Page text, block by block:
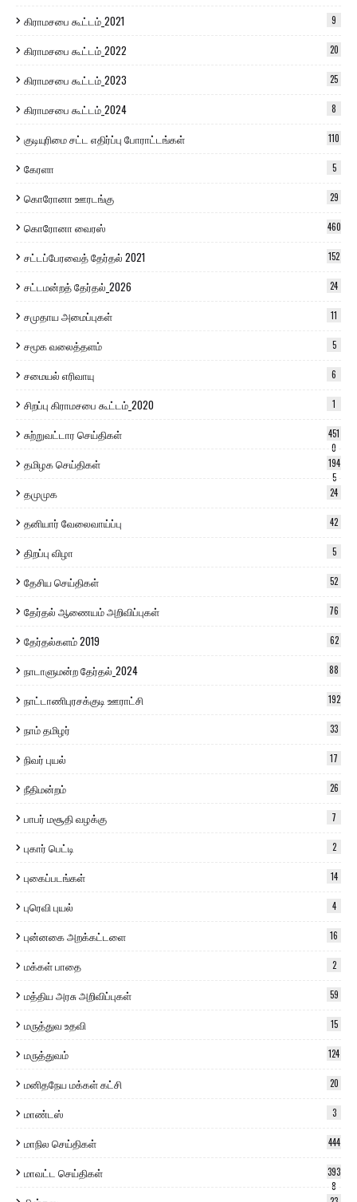
கிராமசபை கூட்டம்_2021 9
கிராமசபை கூட்டம்_2022 20
கிராமசபை கூட்டம்_2023 25
கிராமசபை கூட்டம்_2024 8
குடியுரிமை சட்ட எதிர்ப்பு போராட்டங்கள் 110
கேரளா 5
கொரோனா ஊரடங்கு 29
கொரோனா வைரஸ் 460
சட்டப்பேரவைத் தேர்தல் 2021 152
சட்டமன்றத் தேர்தல்_2026 24
சமுதாய அமைப்புகள் 11
சமூக வலைத்தளம் 5
சமையல் எரிவாயு 6
சிறப்பு கிராமசபை கூட்டம்_2020 1
சுற்றுவட்டார செய்திகள்
451
0
தமிழக செய்திகள்
194
5
தமுமுக 24
தனியார் வேலைவாய்ப்பு 42
திறப்பு விழா 5
தேசிய செய்திகள் 52
தேர்தல் ஆணையம் அறிவிப்புகள் 76
தேர்தல்களம் 2019 62
நாடாளுமன்ற தேர்தல்_2024 88
நாட்டாணிபுரசக்குடி ஊராட்சி 192
நாம் தமிழர் 33
நிவர் புயல் 17
நீதிமன்றம் 26
பாபர் மசூதி வழக்கு 7
புகார் பெட்டி 2
புகைப்படங்கள் 14
புரெவி புயல் 4
புன்னகை அறக்கட்டளை 16
மக்கள் பாதை 2
மத்திய அரசு அறிவிப்புகள் 59
மருத்துவ உதவி 15
மருத்துவம் 124
மனிதநேய மக்கள் கட்சி 20
மாண்டஸ் 3
மாநில செய்திகள் 444
மாவட்ட செய்திகள்
393
8